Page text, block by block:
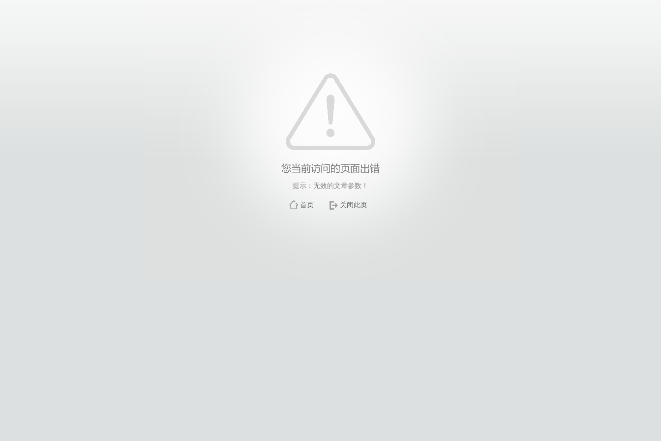
提示：无效的文章参数！
首页 关闭此页